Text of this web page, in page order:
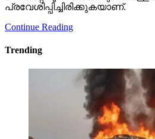
പ്രവേശിപ്പിച്ചിരിക്കുകയാണ്.
Continue Reading
Trending